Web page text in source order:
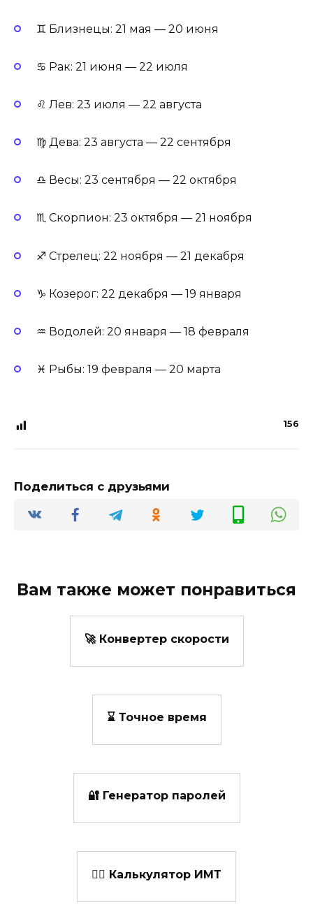
♊ Близнецы: 21 мая — 20 июня
♋ Рак: 21 июня — 22 июля
♌ Лев: 23 июля — 22 августа
♍ Дева: 23 августа — 22 сентября
♎ Весы: 23 сентября — 22 октября
♏ Скорпион: 23 октября — 21 ноября
♐ Стрелец: 22 ноября — 21 декабря
♑ Козерог: 22 декабря — 19 января
♒ Водолей: 20 января — 18 февраля
♓ Рыбы: 19 февраля — 20 марта
156
Поделиться с друзьями
Вам также может понравиться
🚀 Конвертер скорости
⌛ Точное время
🔐 Генератор паролей
👩‍⚕️ Калькулятор ИМТ